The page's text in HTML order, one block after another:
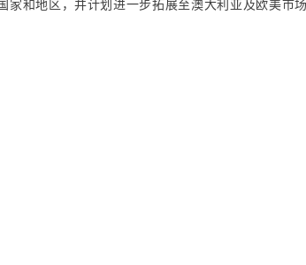
和地区，并计划进一步拓展至澳大利亚及欧美市